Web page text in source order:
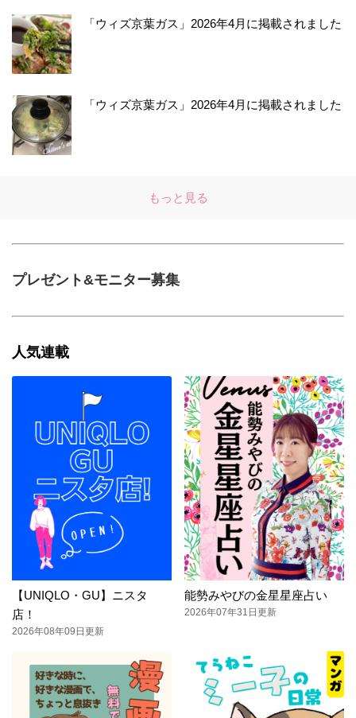
「ウィズ京葉ガス」2026年4月に掲載されました
「ウィズ京葉ガス」2026年4月に掲載されました
もっと見る
プレゼント&モニター募集
人気連載
【UNIQLO・GU】ニスタ
店！
2026年08年09日更新
能勢みやびの金星星座占い
2026年07年31日更新